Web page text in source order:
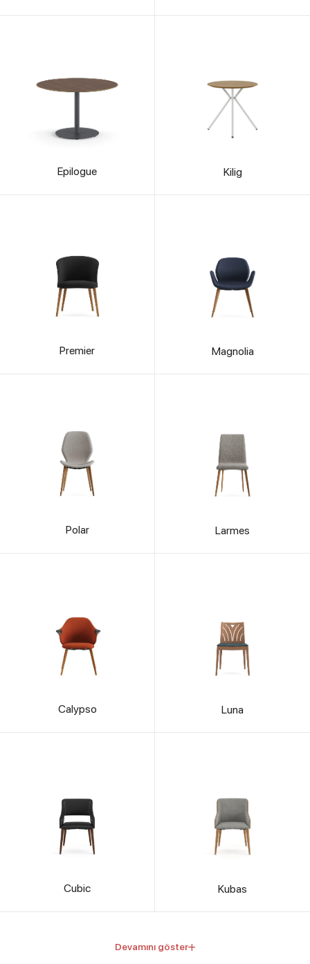
Epilogue Kilig
Premier Magnolia
Polar Larmes
Calypso Luna
Cubic Kubas
Devamını göster